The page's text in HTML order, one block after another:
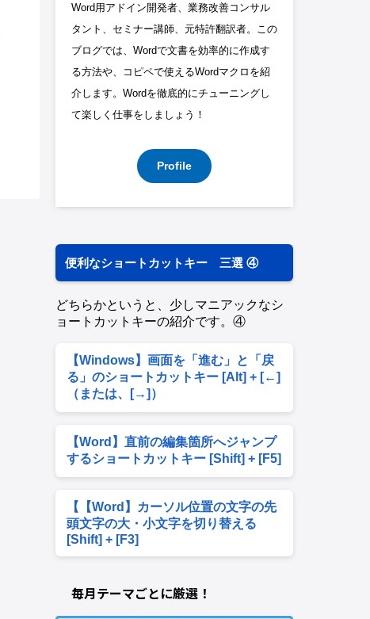
Word用アドイン開発者、業務改善コンサル
タント、セミナー講師、元特許翻訳者。この
ブログでは、Wordで文書を効率的に作成す
る方法や、コピペで使えるWordマクロを紹
介します。Wordを徹底的にチューニングし
て楽しく仕事をしましょう！
Profile
便利なショートカットキー 三選 ④
どちらかというと、少しマニアックなシ
ョートカットキーの紹介です。④
【Windows】画面を「進む」と「戻
る」のショートカットキー [Alt] + [←]
（または、[→]）
【Word】直前の編集箇所へジャンプ
するショートカットキー [Shift] + [F5]
【【Word】カーソル位置の文字の先
頭文字の大・小文字を切り替える
[Shift] + [F3]
毎月テーマごとに厳選！